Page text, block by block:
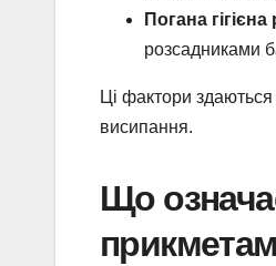
Погана
розсадниками
Ці фактори
висипання.
Що